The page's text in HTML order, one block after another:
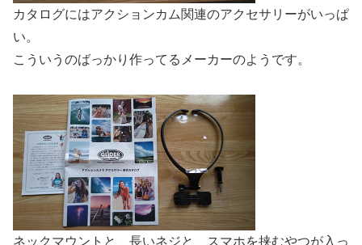
カタログにはアクションカム関連のアクセサリーがいっぱ
い。
こういうのばっかり作ってるメーカーのようです。
ネックマウントと、長いネジと、スマホを挟むやつが入っ